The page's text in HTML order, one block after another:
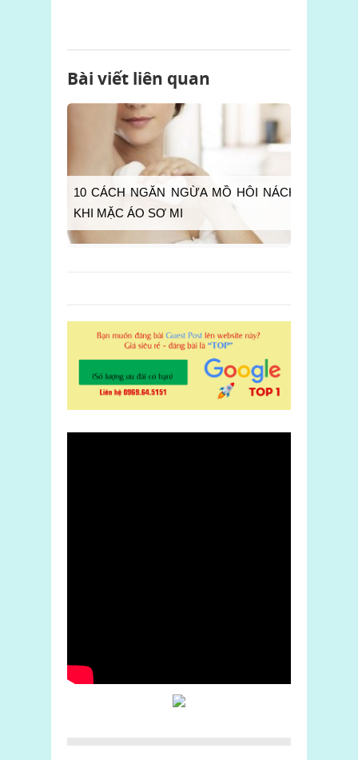
Bài viết liên quan
10 CÁCH NGĂN NGỪA MỒ HÔI NÁCH
KHI MẶC ÁO SƠ MI